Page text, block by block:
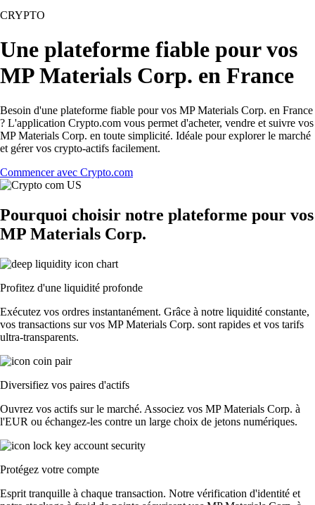
CRYPTO
Une plateforme fiable pour vos
MP Materials Corp. en France
Besoin d'une plateforme fiable pour vos MP Materials Corp. en France
? L'application Crypto.com vous permet d'acheter, vendre et suivre vos
MP Materials Corp. en toute simplicité. Idéale pour explorer le marché
et gérer vos crypto-actifs facilement.
Commencer avec Crypto.com
Pourquoi choisir notre plateforme pour vos
MP Materials Corp.
Profitez d'une liquidité profonde
Exécutez vos ordres instantanément. Grâce à notre liquidité constante,
vos transactions sur vos MP Materials Corp. sont rapides et vos tarifs
ultra-transparents.
Diversifiez vos paires d'actifs
Ouvrez vos actifs sur le marché. Associez vos MP Materials Corp. à
l'EUR ou échangez-les contre un large choix de jetons numériques.
Protégez votre compte
Esprit tranquille à chaque transaction. Notre vérification d'identité et